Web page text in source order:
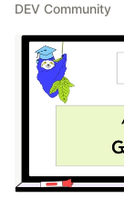
DEV Community